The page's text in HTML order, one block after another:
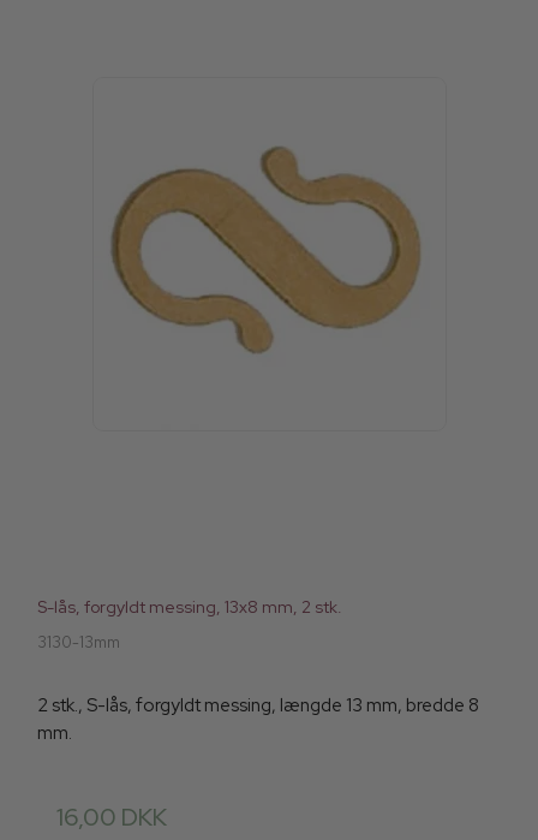
S-lås, forgyldt messing, 13x8 mm, 2 stk.
3130-13mm
2 stk., S-lås, forgyldt messing, længde 13 mm, bredde 8
mm.
16,00 DKK